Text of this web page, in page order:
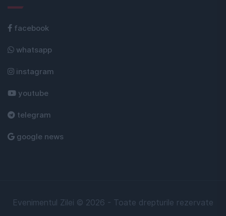
facebook
whatsapp
instagram
youtube
telegram
google news
Evenimentul Zilei © 2026 - Toate drepturile rezervate